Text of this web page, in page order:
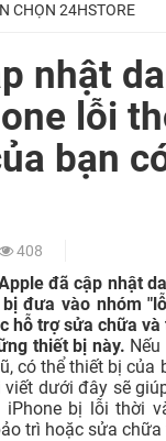
CHỌN 24HSTORE
nhật
lỗi
bạn
408
đã cập nhật
đưa vào nhóm
hỗ trợ sửa chữa
thiết bị này.
có thể thiết bị của
viết dưới đây sẽ
iPhone bị lỗi thời
trì hoặc sửa